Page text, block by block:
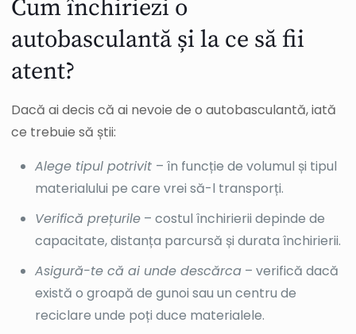
Cum închiriezi o
autobasculantă și la ce să fii
atent?
Dacă ai decis că ai nevoie de o autobasculantă, iată
ce trebuie să știi:
Alege tipul potrivit – în funcție de volumul și tipul
materialului pe care vrei să-l transporți.
Verifică prețurile – costul închirierii depinde de
capacitate, distanța parcursă și durata închirierii.
Asigură-te că ai unde descărca – verifică dacă
există o groapă de gunoi sau un centru de
reciclare unde poți duce materialele.